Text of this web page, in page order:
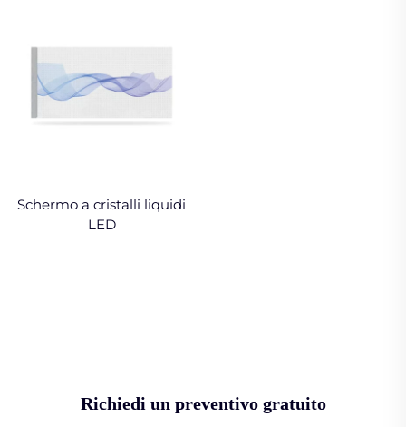
Schermo a cristalli liquidi
LED
Richiedi un preventivo gratuito